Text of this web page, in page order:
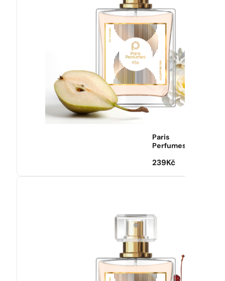
Paris
Perfumes
239 Kč